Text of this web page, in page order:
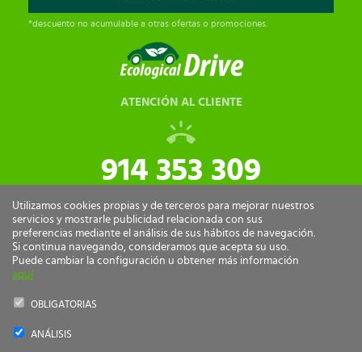
*descuento no acumulable a otras ofertas o promociones.
ATENCIÓN AL CLIENTE
914 353 309
tiendaonline@ecologicaldrive.com
Utilizamos cookies propias y de terceros para mejorar nuestros
servicios y mostrarle publicidad relacionada con sus
preferencias mediante el análisis de sus hábitos de navegación.
Si continua navegando, consideramos que acepta su uso.
Puede cambiar la configuración u obtener más información
aquí
OBLIGATORIAS
ANÁLISIS